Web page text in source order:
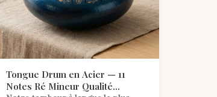
Tongue Drum en Acier — 11
Notes Ré Mineur Qualité